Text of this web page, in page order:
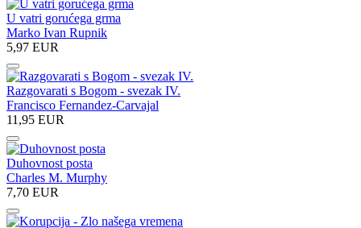
U vatri gorućega grma
Marko Ivan Rupnik
5,97 EUR
Razgovarati s Bogom - svezak IV.
Francisco Fernandez-Carvajal
11,95 EUR
Duhovnost posta
Charles M. Murphy
7,70 EUR